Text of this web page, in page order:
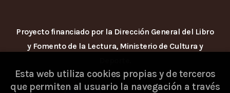
Proyecto financiado por la Dirección General del Libro
y Fomento de la Lectura, Ministerio de Cultura y
Esta web utiliza cookies propias y de terceros
que permiten al usuario la navegación a través